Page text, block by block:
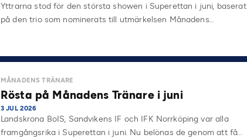
Yttrarna stod för den största showen i Superettan i juni, baserat
på den trio som nominerats till utmärkelsen Månadens…
MÅNADENS TRÄNARE
Rösta på Månadens Tränare i juni
3 JUL 2026
Landskrona BoIS, Sandvikens IF och IFK Norrköping var alla
framgångsrika i Superettan i juni. Nu belönas de genom att få…